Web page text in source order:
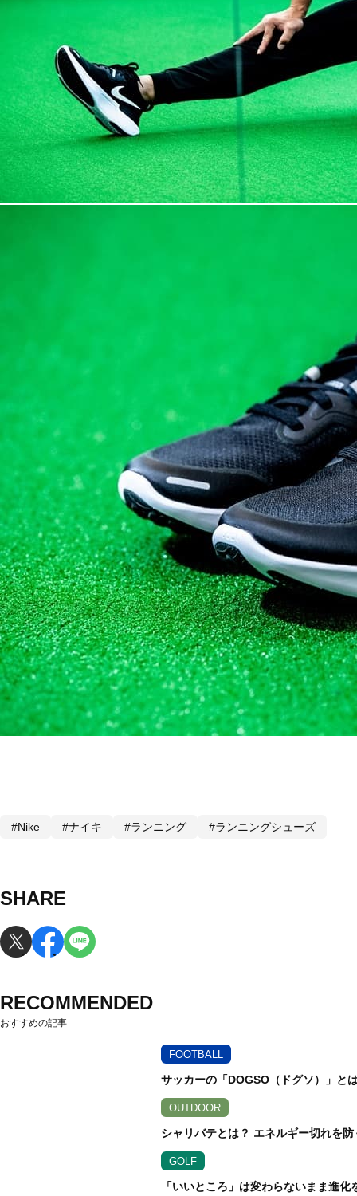
#Nike #ナイキ #ランニング #ランニングシューズ
SHARE
RECOMMENDED
おすすめの記事
FOOTBALL
サッカーの「DOGSO（ドグソ）」と
OUTDOOR
シャリバテとは？ エネルギー切れを
GOLF
「いいところ」は変わらないまま進